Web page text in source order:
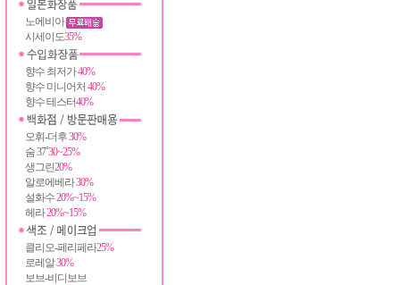
노에비아
시세이도35%
향수 최저가40%
향수 미니어처 40%
향수 테스터40%
오휘-더후30%
숨 37˚30~25%
생그린20%
알로에베라30%
설화수20%~15%
헤라20%~15%
클리오-페리페라25%
로레알30%
보브-비디보브